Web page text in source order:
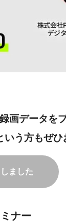
画データを
う方もぜひ
ました
ナー